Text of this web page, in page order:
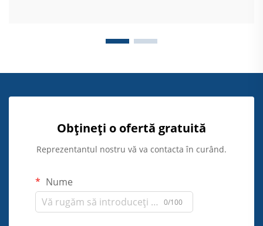
Obțineți o ofertă gratuită
Reprezentantul nostru vă va contacta în curând.
Nume
0/100